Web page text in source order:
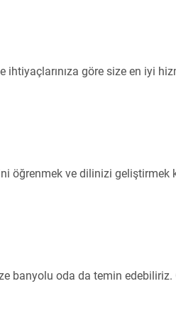
göre size en iyi
öğrenmek ve dilinizi geliştirmek
banyolu oda da temin edebiliriz.